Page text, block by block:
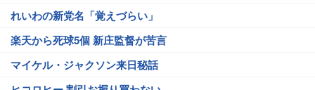
れいわの新党名「覚えづらい」
楽天から死球5個 新庄監督が苦言
マイケル・ジャクソン来日秘話